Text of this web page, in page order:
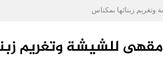
زبنائها بمكناس
للشيشة وتغريم